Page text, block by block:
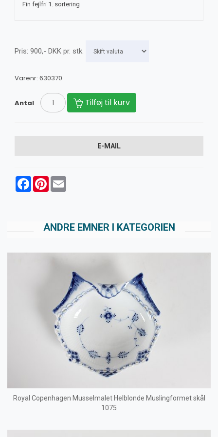
Fin fejlfri 1. sortering
Pris: 900,- DKK pr. stk.
Varenr: 630370
Antal Tilføj til kurv
E-MAIL
FacebookPinterest
ANDRE EMNER I KATEGORIEN
Royal Copenhagen Musselmalet Helblonde Muslingformet skål
1075